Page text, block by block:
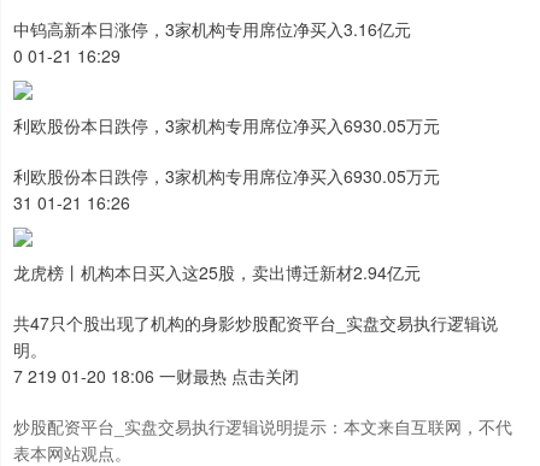
中钨高新本日涨停，3家机构专用席位净买入3.16亿元
0 01-21 16:29
利欧股份本日跌停，3家机构专用席位净买入6930.05万元
利欧股份本日跌停，3家机构专用席位净买入6930.05万元
31 01-21 16:26
龙虎榜丨机构本日买入这25股，卖出博迁新材2.94亿元
共47只个股出现了机构的身影炒股配资平台_实盘交易执行逻辑说
明。
7 219 01-20 18:06 一财最热 点击关闭
炒股配资平台_实盘交易执行逻辑说明提示：本文来自互联网，不代
表本网站观点。